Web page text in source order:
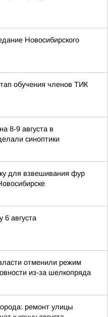
Новосибирского
обучения членов ТИК
8-9 августа в
синоптики
для взвешивания фур
6 августа
отменили режим
из-за шелкопряда
ремонт улицы